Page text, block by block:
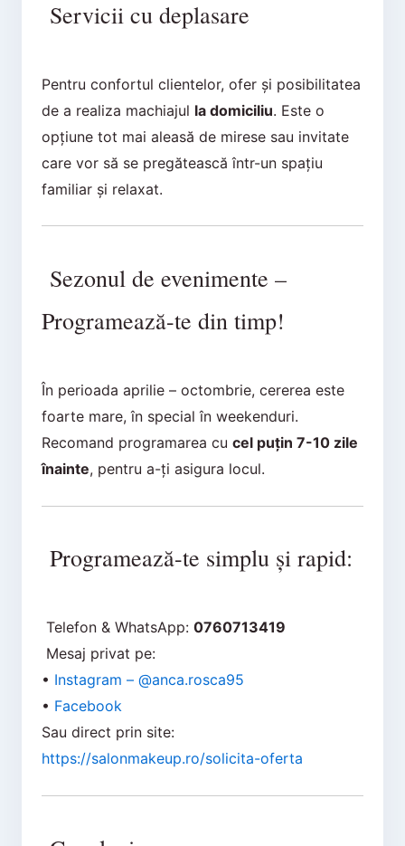
Servicii cu deplasare
Pentru confortul clientelor, ofer și posibilitatea
de a realiza machiajul la domiciliu. Este o
opțiune tot mai aleasă de mirese sau invitate
care vor să se pregătească într-un spațiu
familiar și relaxat.
Sezonul de evenimente –
Programează-te din timp!
În perioada aprilie – octombrie, cererea este
foarte mare, în special în weekenduri.
Recomand programarea cu cel puțin 7-10 zile
înainte, pentru a-ți asigura locul.
Programează-te simplu și rapid:
Telefon & WhatsApp: 0760713419
Mesaj privat pe:
• Instagram – @anca.rosca95
• Facebook
Sau direct prin site:
https://salonmakeup.ro/solicita-oferta